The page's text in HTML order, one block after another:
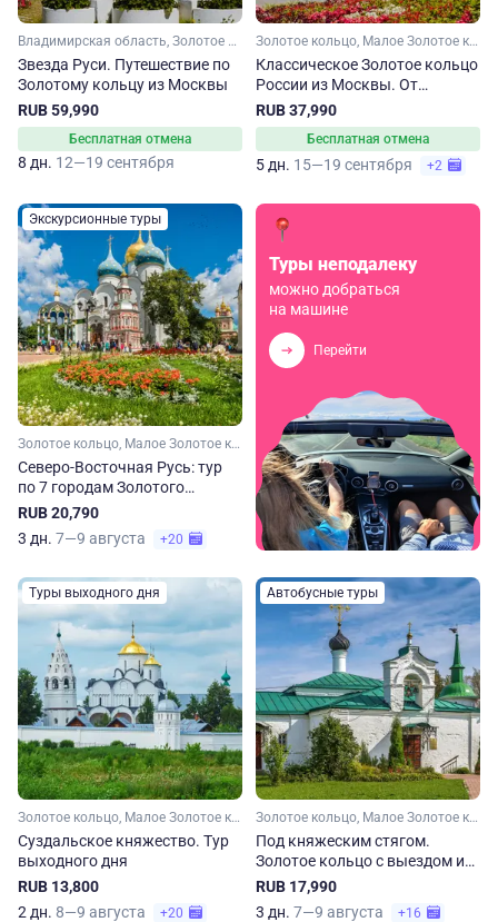
Владимирская область, Золотое кольцо, Рязанская область, Нижегородская область, Костромская область, Ярославская область, Малое Золотое кольцо, Московская область, Ивановская область
Звезда Руси. Путешествие по
Золотому кольцу из Москвы
RUB 59,990
Бесплатная отмена
8 дн. 12—19 сентября
Золотое кольцо, Малое Золотое кольцо, Ярославская область, Ивановская область, Костромская область, Владимирская область, Московская область
Классическое Золотое кольцо
России из Москвы. От
Владимира до Сергиева
Посада
RUB 37,990
Бесплатная отмена
5 дн. 15—19 сентября +2
Экскурсионные туры
Золотое кольцо, Малое Золотое кольцо, Московская область, Владимирская область, Костромская область, Ярославская область, Ивановская область
Северо-Восточная Русь: тур
по 7 городам Золотого
кольца. Весна-осень
RUB 20,790
3 дн. 7—9 августа +20
Туры неподалеку
можно добраться
на машине
Перейти
Туры выходного дня
Золотое кольцо, Малое Золотое кольцо, Владимирская область
Суздальское княжество. Тур
выходного дня
RUB 13,800
2 дн. 8—9 августа +20
Автобусные туры
Золотое кольцо, Малое Золотое кольцо, Московская область, Владимирская область, Ярославская область
Под княжеским стягом.
Золотое кольцо с выездом из
Москвы по пятницам
RUB 17,990
3 дн. 7—9 августа +16